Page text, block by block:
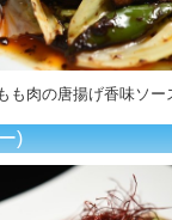
も肉の唐揚げ香味ソー
)